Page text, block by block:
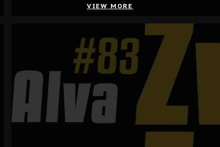
VIEW MORE